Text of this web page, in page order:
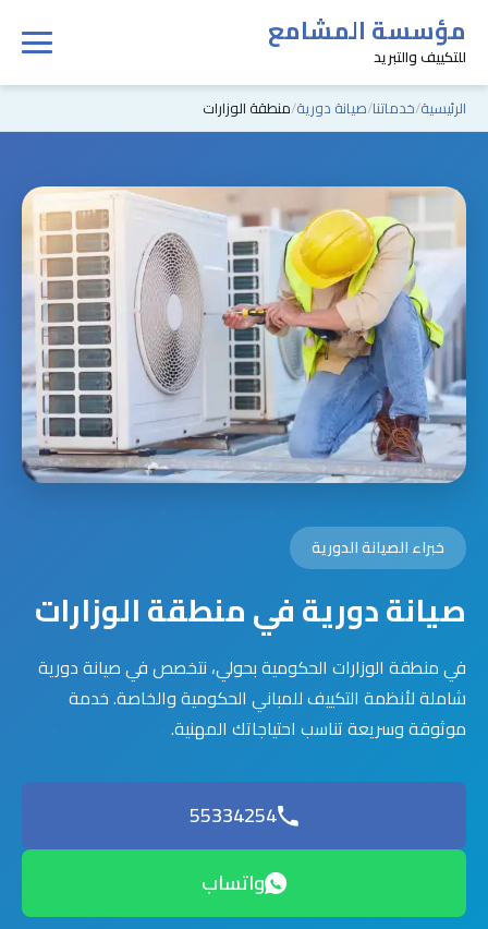
مؤسسة المشامع
للتكييف والتبريد
الرئيسية خدماتنا صيانة دورية منطقة الوزارات
خبراء الصيانة الدورية
صيانة دورية في منطقة الوزارات
في منطقة الوزارات الحكومية بحولي، نتخصص في صيانة دورية
شاملة لأنظمة التكييف للمباني الحكومية والخاصة. خدمة
موثوقة وسريعة تناسب احتياجاتك المهنية.
55334254
واتساب